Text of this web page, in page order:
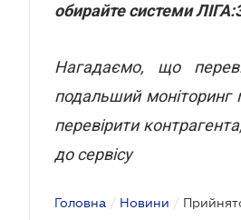
обирайте системи
Нагадаємо, що
подальший
перевірити
до сервісу
Головна / Новини /